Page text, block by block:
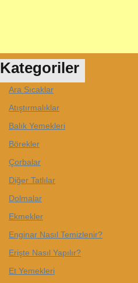
Kategoriler
Ara Sıcaklar
Atıştırmalıklar
Balık Yemekleri
Börekler
Çorbalar
Diğer Tatlılar
Dolmalar
Ekmekler
Enginar Nasıl Temizlenir?
Erişte Nasıl Yapılır?
Et Yemekleri